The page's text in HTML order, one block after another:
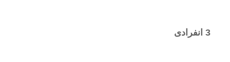
3 انفرادی